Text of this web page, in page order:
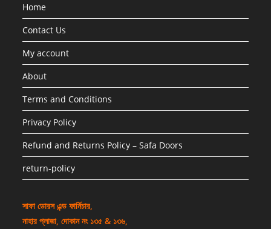
Home
Contact Us
My account
About
Terms and Conditions
Privacy Policy
Refund and Returns Policy – Safa Doors
return-policy
সাফা ডোরস এন্ড ফার্নিচার,
নাহার প্লাজা, দোকান নং ১৩৫ & ১৩৬,